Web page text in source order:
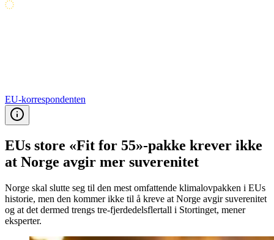
EU-korrespondenten
EUs store «Fit for 55»-pakke krever ikke
at Norge avgir mer suverenitet
Norge skal slutte seg til den mest omfattende klimalovpakken i EUs
historie, men den kommer ikke til å kreve at Norge avgir suverenitet
og at det dermed trengs tre-fjerdedelsflertall i Stortinget, mener
eksperter.